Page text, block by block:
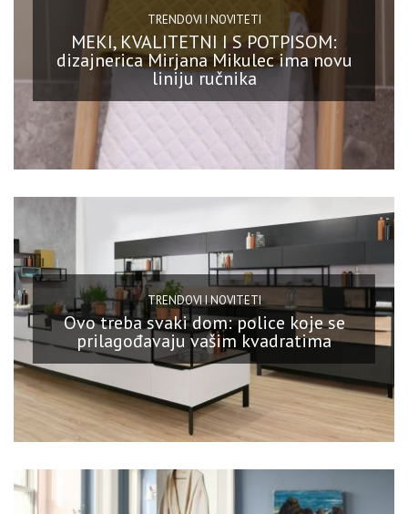
TRENDOVI I NOVITETI
MEKI, KVALITETNI I S POTPISOM:
dizajnerica Mirjana Mikulec ima novu
liniju ručnika
TRENDOVI I NOVITETI
Ovo treba svaki dom: police koje se
prilagođavaju vašim kvadratima